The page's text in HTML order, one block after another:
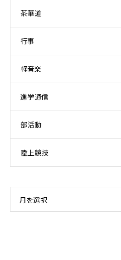
茶華道
行事
軽音楽
進学通信
部活動
陸上競技
月を選択